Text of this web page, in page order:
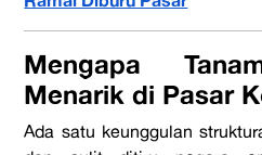
Mengapa
Menarik di Pasar
Ada satu keunggulan